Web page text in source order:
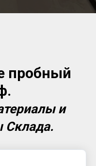
пробный
и
Склада.